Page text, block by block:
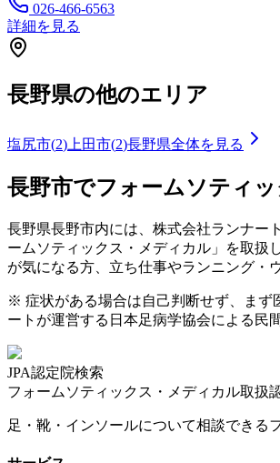
026-466-6563
詳細を見る
長野県の他のエリア
塩尻市(2) 上田市(2)長野県全体を見る
長野市でフォームソティ
長野県長野市内には、株式会社ランナー
ームソティックス・メディカル」を取扱
が気になる方、立ち仕事やランニング・
※ 症状がある場合は自己判断せず、まず
ートが運営する日本足病学協会による民
JPA認定院検索
フォームソティックス・メディカル取扱
足・靴・インソールについて相談できる